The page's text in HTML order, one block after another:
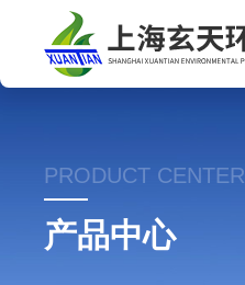
PRODUCT CENTER
产品中心